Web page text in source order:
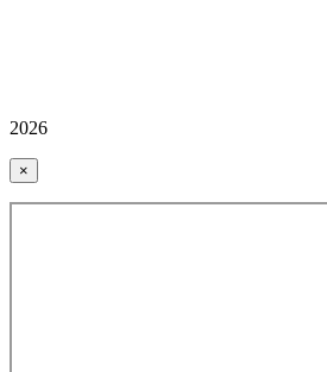
2026
×